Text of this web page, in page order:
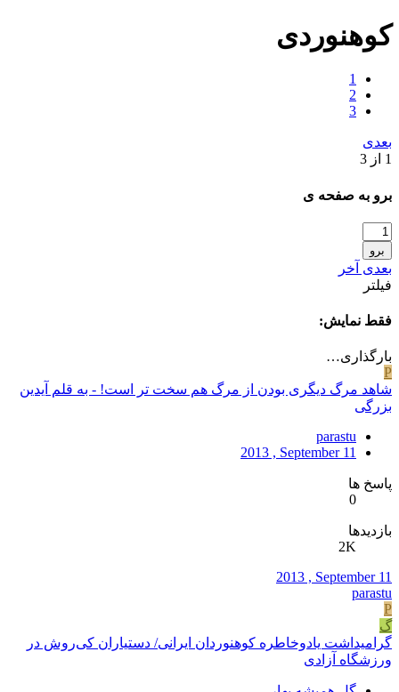
کوهنوردی
1
2
3
بعدی
1 از 3
برو به صفحه ی
برو
بعدی آخر
فیلتر
فقط نمایش:
بارگذاری…
P
شاهد مرگ دیگری بودن از مرگ هم سخت تر است! - به قلم آیدین
بزرگی
parastu
2013 , September 11
پاسخ ها
0
بازدیدها
2K
2013 , September 11
parastu
P
گ
گرامیداشت یادوخاطره کوهنوردان ایرانی/ دستیاران کی‌روش در
ورزشگاه آزادی